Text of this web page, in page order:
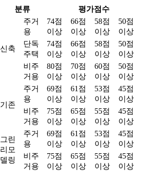
분류 평가점수
신축
주거
용
74점
이상
66점
이상
58점
이상
50점
이상
단독
주택
74점
이상
66점
이상
58점
이상
50점
이상
비주
거용
80점
이상
70점
이상
60점
이상
50점
이상
기존
주거
용
69점
이상
61점
이상
53점
이상
45점
이상
비주
거용
75점
이상
65점
이상
55점
이상
45점
이상
그린
리모
델링
주거
용
69점
이상
61점
이상
53점
이상
45점
이상
비주
거용
75점
이상
65점
이상
55점
이상
45점
이상